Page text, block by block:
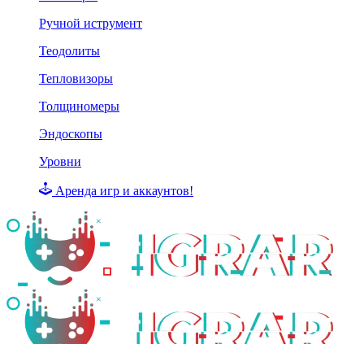
Ручной иструмент
Теодолиты
Тепловизоры
Толщиномеры
Эндоскопы
Уровни
Аренда игр и аккаунтов!